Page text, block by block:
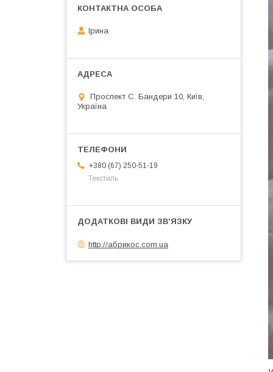
Ірина
Проспект С. Бандери 10, Київ,
Україна
+380 (67) 250-51-19
Текстиль
http://абрикос.com.ua